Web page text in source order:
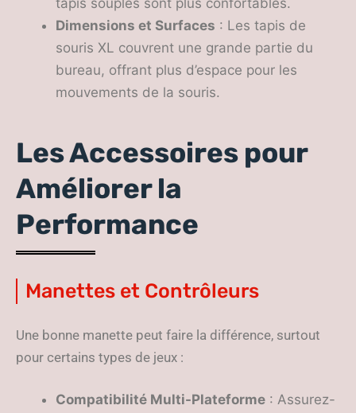
tapis souples sont plus confortables.
Dimensions et Surfaces : Les tapis de
souris XL couvrent une grande partie du
bureau, offrant plus d’espace pour les
mouvements de la souris.
Les Accessoires pour
Améliorer la
Performance
Manettes et Contrôleurs
Une bonne manette peut faire la différence, surtout
pour certains types de jeux :
Compatibilité Multi-Plateforme : Assurez-